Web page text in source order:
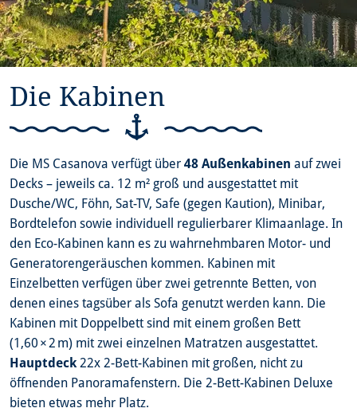
Die Kabinen
Die MS Casanova verfügt über 48 Außenkabinen auf zwei
Decks – jeweils ca. 12 m² groß und ausgestattet mit
Dusche/WC, Föhn, Sat-TV, Safe (gegen Kaution), Minibar,
Bordtelefon sowie individuell regulierbarer Klimaanlage. In
den Eco-Kabinen kann es zu wahrnehmbaren Motor- und
Generatorengeräuschen kommen. Kabinen mit
Einzelbetten verfügen über zwei getrennte Betten, von
denen eines tagsüber als Sofa genutzt werden kann. Die
Kabinen mit Doppelbett sind mit einem großen Bett
(1,60 × 2 m) mit zwei einzelnen Matratzen ausgestattet.
Hauptdeck22x 2-Bett-Kabinen mit großen, nicht zu
öffnenden Panoramafenstern. Die 2-Bett-Kabinen Deluxe
bieten etwas mehr Platz.